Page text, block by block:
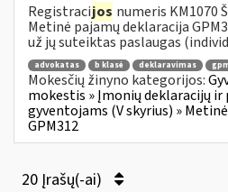
Registracijos numeris KM1070
Metinė pajamų deklaracija
už jų suteiktas paslaugas
advokatas b klasė deklaravimas
Mokesčių žinyno kategorijos:
mokestis » Įmonių deklaracijų ir
gyventojams (V skyrius) »
GPM312
20 Įrašų(-ai)